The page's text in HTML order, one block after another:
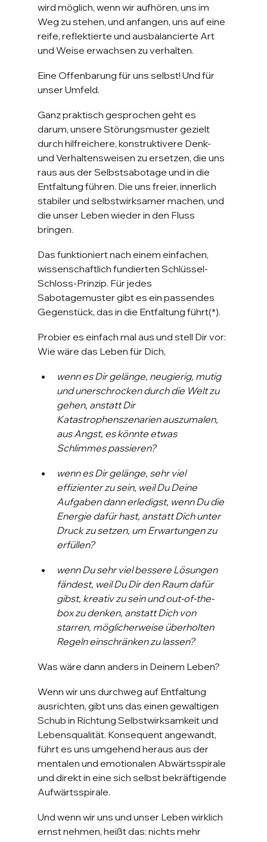
wird möglich, wenn wir aufhören, uns im
Weg zu stehen, und anfangen, uns auf eine
reife, reflektierte und ausbalancierte Art
und Weise erwachsen zu verhalten.
Eine Offenbarung für uns selbst! Und für
unser Umfeld.
Ganz praktisch gesprochen geht es
darum, unsere Störungsmuster gezielt
durch hilfreichere, konstruktivere Denk-
und Verhaltensweisen zu ersetzen, die uns
raus aus der Selbstsabotage und in die
Entfaltung führen. Die uns freier, innerlich
stabiler und selbstwirksamer machen, und
die unser Leben wieder in den Fluss
bringen.
Das funktioniert nach einem einfachen,
wissenschaftlich fundierten Schlüssel-
Schloss-Prinzip. Für jedes
Sabotagemuster gibt es ein passendes
Gegenstück, das in die Entfaltung führt(*).
Probier es einfach mal aus und stell Dir vor:
Wie wäre das Leben für Dich,
wenn es Dir gelänge, neugierig, mutig
und unerschrocken durch die Welt zu
gehen, anstatt Dir
Katastrophenszenarien auszumalen,
aus Angst, es könnte etwas
Schlimmes passieren?
wenn es Dir gelänge, sehr viel
effizienter zu sein, weil Du Deine
Aufgaben dann erledigst, wenn Du die
Energie dafür hast, anstatt Dich unter
Druck zu setzen, um Erwartungen zu
erfüllen?
wenn Du sehr viel bessere Lösungen
fändest, weil Du Dir den Raum dafür
gibst, kreativ zu sein und out-of-the-
box zu denken, anstatt Dich von
starren, möglicherweise überholten
Regeln einschränken zu lassen?
Was wäre dann anders in Deinem Leben?
Wenn wir uns durchweg auf Entfaltung
ausrichten, gibt uns das einen gewaltigen
Schub in Richtung Selbstwirksamkeit und
Lebensqualität. Konsequent angewandt,
führt es uns umgehend heraus aus der
mentalen und emotionalen Abwärtsspirale
und direkt in eine sich selbst bekräftigende
Aufwärtsspirale.
Und wenn wir uns und unser Leben wirklich
ernst nehmen, heißt das: nichts mehr